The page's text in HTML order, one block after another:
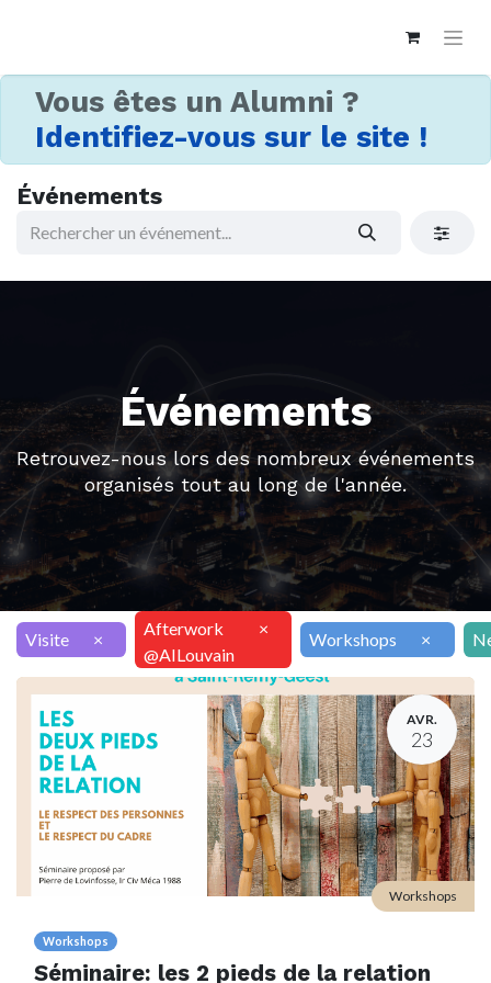
Vous êtes un Alumni ?
Identifiez-vous sur le site !
Événements
Événements
Retrouvez-nous lors des nombreux événements
organisés tout au long de l'année.
Visite ×
Afterwork
@AILouvain
×
Workshops ×
AVR.
23
Workshops
Séminaire: les 2 pieds de la relation
Workshops